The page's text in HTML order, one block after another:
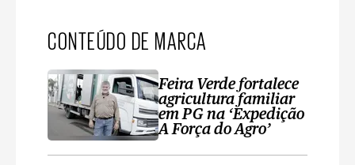
CONTEÚDO DE MARCA
Feira Verde fortalece
agricultura familiar
em PG na ‘Expedição
A Força do Agro’